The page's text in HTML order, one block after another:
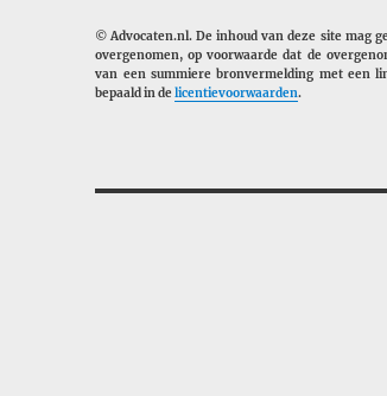
© Advocaten.nl. De inhoud van deze site mag
overgenomen, op voorwaarde dat de
van een summiere bronvermelding met een
bepaald in delicentievoorwaarden.